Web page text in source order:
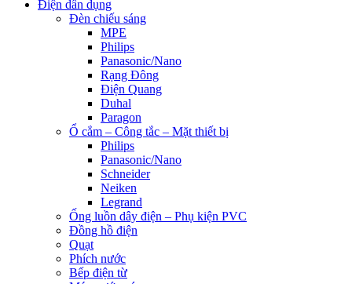
Điện dân dụng
Đèn chiếu sáng
MPE
Philips
Panasonic/Nano
Rạng Đông
Điện Quang
Duhal
Paragon
Ổ cắm – Công tắc – Mặt thiết bị
Philips
Panasonic/Nano
Schneider
Neiken
Legrand
Ống luồn dây điện – Phụ kiện PVC
Đồng hồ điện
Quạt
Phích nước
Bếp điện từ